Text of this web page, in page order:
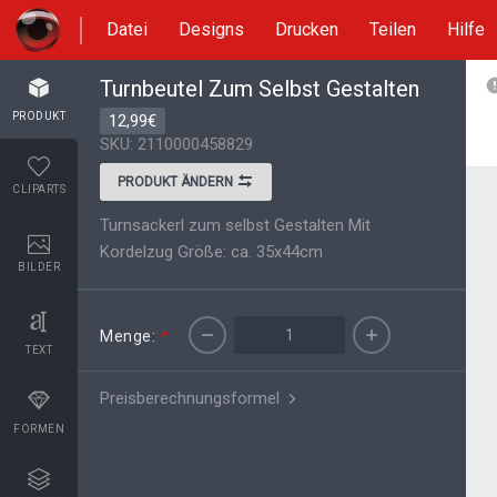
Datei Designs Drucken Teilen Hilfe
PRODUKT
CLIPARTS
BILDER
TEXT
FORMEN
Turnbeutel Zum Selbst Gestalten
12,99€
SKU: 2110000458829
PRODUKT ÄNDERN
Turnsackerl zum selbst Gestalten Mit
Kordelzug Größe: ca. 35x44cm
Menge: *
Preisberechnungsformel